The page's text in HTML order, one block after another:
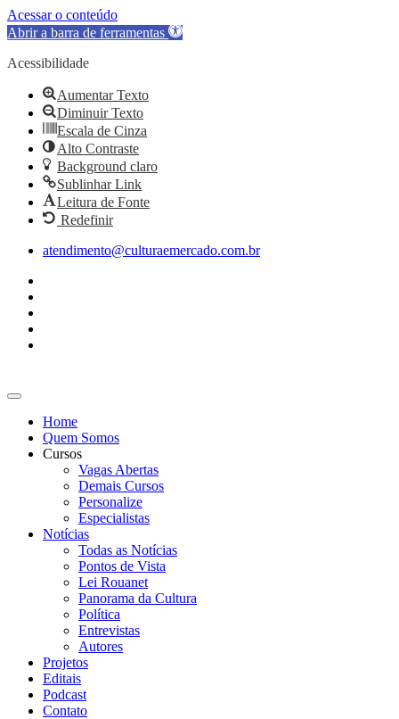
Acessar o conteúdo
Abrir a barra de ferramentas
Acessibilidade
Aumentar Texto
Diminuir Texto
Escala de Cinza
Alto Contraste
Background claro
Sublinhar Link
Leitura de Fonte
Redefinir
conteúdo
atendimento@culturaemercado.com.br
Home
Quem Somos
Cursos
Vagas Abertas
Demais Cursos
Personalize
Especialistas
Notícias
Todas as Notícias
Pontos de Vista
Lei Rouanet
Panorama da Cultura
Política
Entrevistas
Autores
Projetos
Editais
Podcast
Contato